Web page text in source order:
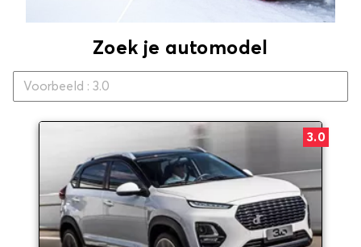
Zoek je automodel
3.0